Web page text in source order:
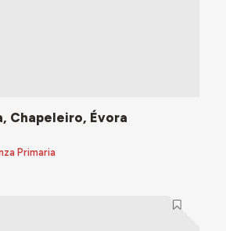
Chapeleiro, Évora
Primaria